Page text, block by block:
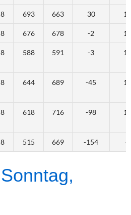
8 693 663 30 17
8 676 678 -2 16
8 588 591 -3 14
8 644 689 -45 13
8 618 716 -98 12
8 515 669 -154 4
Sonntag,